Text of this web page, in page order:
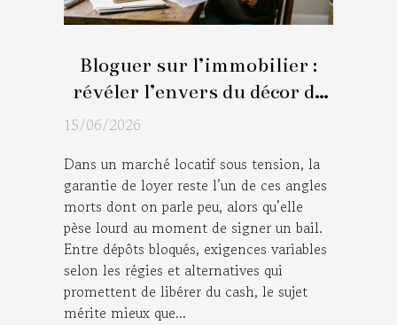
Bloguer sur l’immobilier :
révéler l’envers du décor de
la garantie de loyer
15/06/2026
Dans un marché locatif sous tension, la
garantie de loyer reste l’un de ces angles
morts dont on parle peu, alors qu’elle
pèse lourd au moment de signer un bail.
Entre dépôts bloqués, exigences variables
selon les régies et alternatives qui
promettent de libérer du cash, le sujet
mérite mieux que...